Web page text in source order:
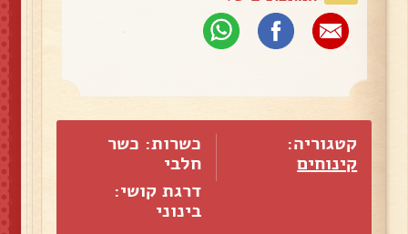
קטגוריה:
קינוחים
כשרות: כשר
חלבי
דרגת קושי:
בינוני